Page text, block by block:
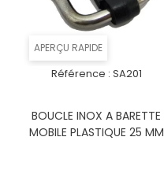
APERÇU RAPIDE
Référence : SA201
BOUCLE INOX A BARETTE
MOBILE PLASTIQUE 25 MM